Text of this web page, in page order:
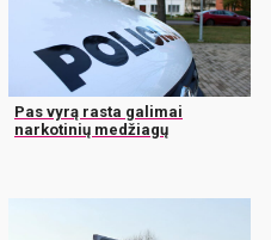
Pas vyrą rasta galimai
narkotinių medžiagų